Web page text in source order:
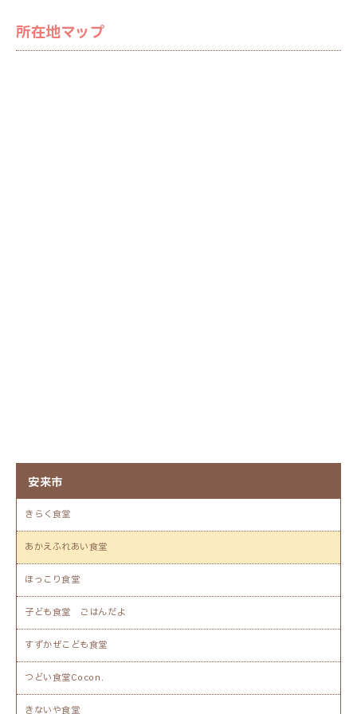
所在地マップ
安来市
きらく食堂
あかえふれあい食堂
ほっこり食堂
子ども食堂 ごはんだよ
すずかぜこども食堂
つどい食堂Cocon.
きないや食堂